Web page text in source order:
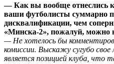
— Как вы вообще отнеслись
ваши футболисты суммарно
дисквалификации, чем
«Минска-2», пожалуй, можно
— Не хотелось бы
комиссии. Выскажу сугубо свое
является позицией клуба, что